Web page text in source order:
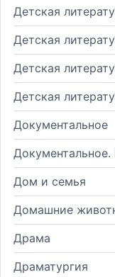
Детская
Детская
Детская
Детская
Документальное
Дом и семья
Домашние
Драма
Драматургия